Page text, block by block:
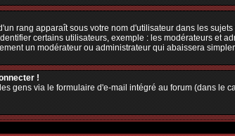
rang apparaît sous votre nom d'utilisateur dans les
certains utilisateurs, exemple : les modérateurs et
un modérateur ou administrateur qui abaissera
!
gens via le formulaire d'e-mail intégré au forum (dans